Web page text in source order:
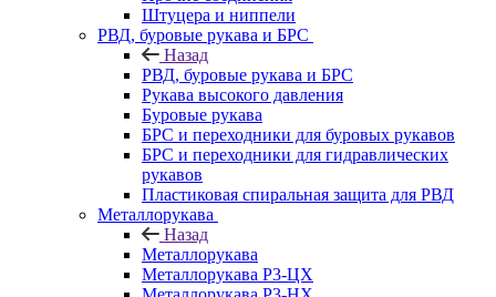
Штуцера и ниппели
РВД, буровые рукава и БРС
Назад
РВД, буровые рукава и БРС
Рукава высокого давления
Буровые рукава
БРС и переходники для буровых рукавов
БРС и переходники для гидравлических
рукавов
Пластиковая спиральная защита для РВД
Металлорукава
Назад
Металлорукава
Металлорукава Р3-ЦХ